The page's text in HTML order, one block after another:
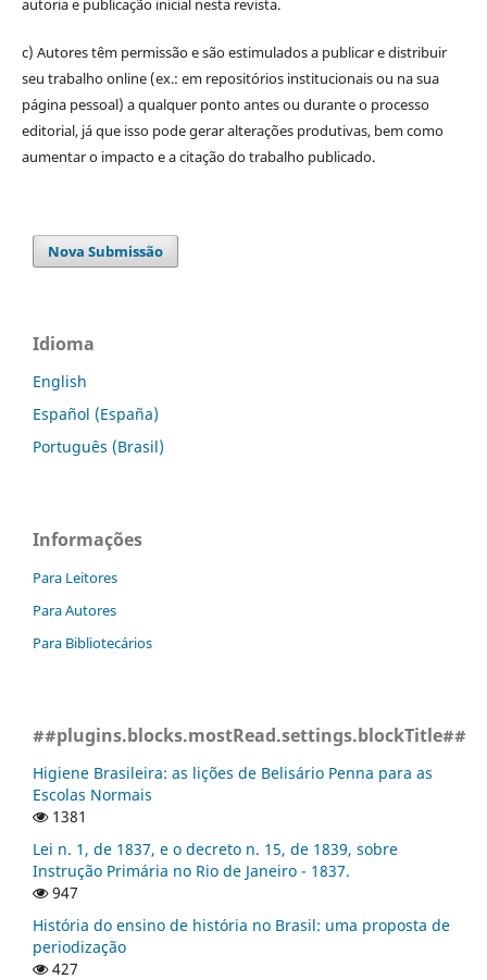
autoria e publicação inicial nesta revista.
c) Autores têm permissão e são estimulados a publicar e distribuir
seu trabalho online (ex.: em repositórios institucionais ou na sua
página pessoal) a qualquer ponto antes ou durante o processo
editorial, já que isso pode gerar alterações produtivas, bem como
aumentar o impacto e a citação do trabalho publicado.
Nova Submissão
Idioma
English
Español (España)
Português (Brasil)
Informações
Para Leitores
Para Autores
Para Bibliotecários
##plugins.blocks.mostRead.settings.blockTitle##
Higiene Brasileira: as lições de Belisário Penna para as
Escolas Normais
1381
Lei n. 1, de 1837, e o decreto n. 15, de 1839, sobre
Instrução Primária no Rio de Janeiro - 1837.
947
História do ensino de história no Brasil: uma proposta de
periodização
427